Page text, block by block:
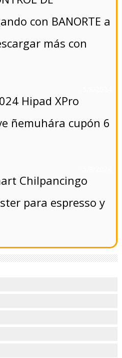
con BANORTE a
más con
Hipad XPro
ñemuhára cupón 6
Chilpancingo
para espresso y